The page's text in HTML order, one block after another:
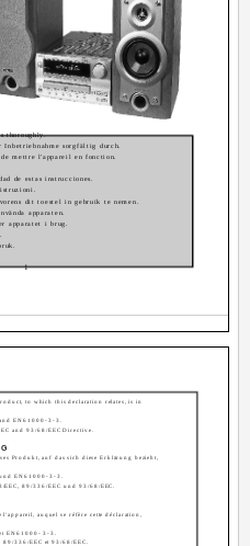
1
thoroughly.
Inbetriebnahme sorgfältig durch.
mettre l'appareil en fonction.
de estas instrucciones.
dit toestel in gebruik te nemen.
apparaten.
apparatet i brug.
to which this declaration relates, is in
EN61000-3-3.
and 93/68/EEC Directive.
Produkt, auf das sich diese Erklärung bezieht,
EN61000-3-3.
89/336/EEC und 93/68/EEC.
auquel se réfère cette déclaration,
EN61000-3-3.
336/EEC et 93/68/EEC.